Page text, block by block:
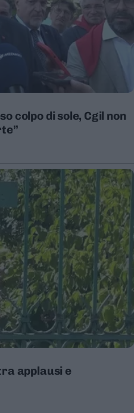
colpo di sole, Cgil non
applausi e